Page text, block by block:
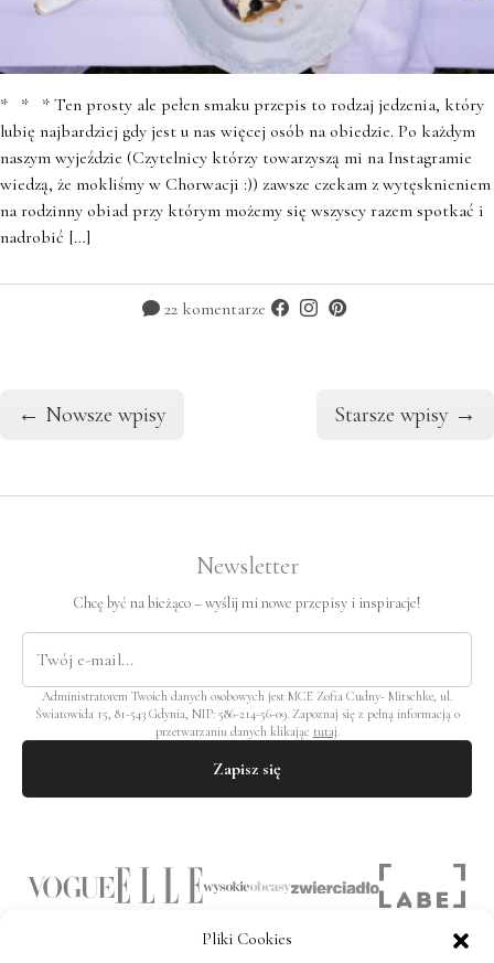
Pliki Cookies
* * * Ten prosty ale pełen smaku przepis to rodzaj jedzenia, który
lubię najbardziej gdy jest u nas więcej osób na obiedzie. Po każdym
naszym wyjeździe (Czytelnicy którzy towarzyszą mi na Instagramie
wiedzą, że mokliśmy w Chorwacji :)) zawsze czekam z wytęsknieniem
na rodzinny obiad przy którym możemy się wszyscy razem spotkać i
nadrobić […]
22 komentarze
← Nowsze wpisy Starsze wpisy →
Newsletter
Chcę być na bieżąco – wyślij mi nowe przepisy i inspiracje!
Administratorem Twoich danych osobowych jest MCE Zofia Cudny- Mitschke, ul.
Światowida 15, 81-543 Gdynia, NIP: 586-214-56-09. Zapoznaj się z pełną informacją o
przetwarzaniu danych klikając tutaj
Zapisz się